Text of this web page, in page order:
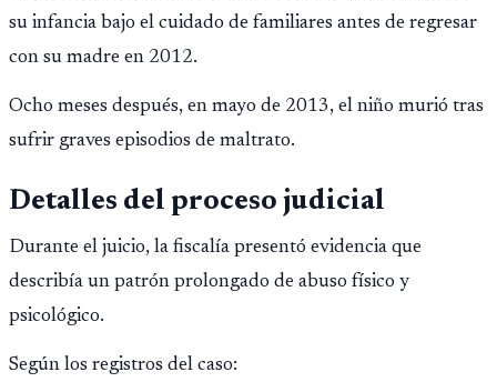
su infancia bajo el cuidado de familiares antes de regresar
con su madre en 2012.
Ocho meses después, en mayo de 2013, el niño murió tras
sufrir graves episodios de maltrato.
Detalles del proceso judicial
Durante el juicio, la fiscalía presentó evidencia que
describía un patrón prolongado de abuso físico y
psicológico.
Según los registros del caso: